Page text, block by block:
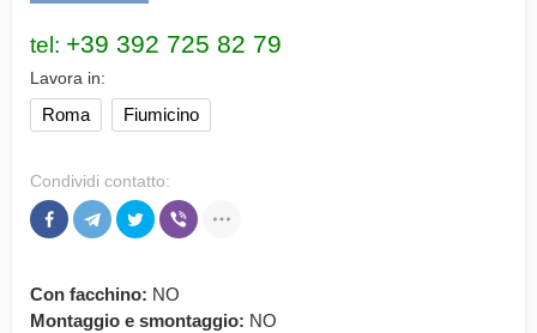
tel:
Lavora in:
Roma Fiumicino
Condividi contatto:
Con facchino: NO
Montaggio e smontaggio: NO